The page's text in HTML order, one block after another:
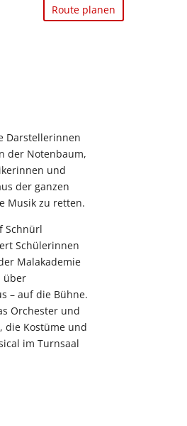
Route planen
Darstellerinnen
der Notenbaum,
und
der ganzen
Musik zu retten.
Schnürl
Schülerinnen
Malakademie
über
– auf die Bühne.
Orchester und
die Kostüme und
im Turnsaal